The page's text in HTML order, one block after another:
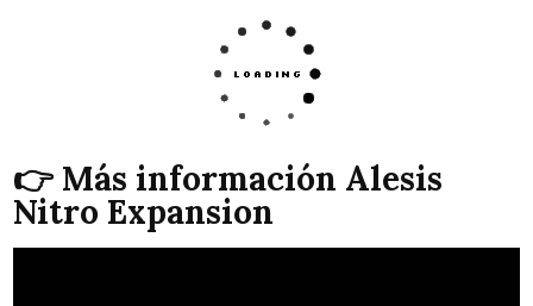
👉 Más información Alesis
Nitro Expansion